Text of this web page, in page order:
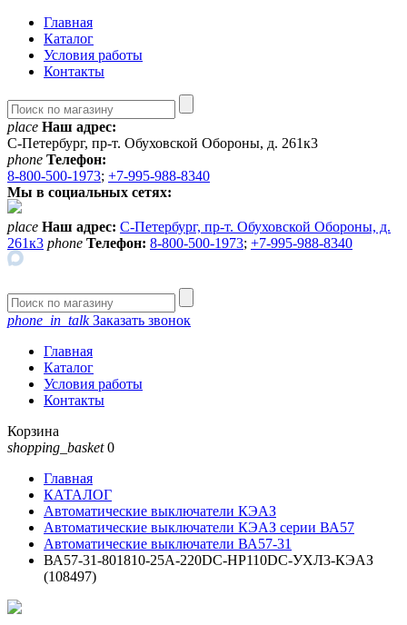
Главная
Каталог
Условия работы
Контакты
place Наш адрес:
С-Петербург, пр-т. Обуховской Обороны, д. 261к3
phone Телефон:
8-800-500-1973; +7-995-988-8340
Мы в социальных сетях:
place Наш адрес: С-Петербург, пр-т. Обуховской Обороны, д.
261к3 phone Телефон: 8-800-500-1973; +7-995-988-8340
phone_in_talkЗаказать звонок
Главная
Каталог
Условия работы
Контакты
Корзина
shopping_basket 0
Главная
КАТАЛОГ
Автоматические выключатели КЭАЗ
Автоматические выключатели КЭАЗ серии ВА57
Автоматические выключатели ВА57-31
ВА57-31-801810-25А-220DC-НР110DC-УХЛ3-КЭАЗ
(108497)